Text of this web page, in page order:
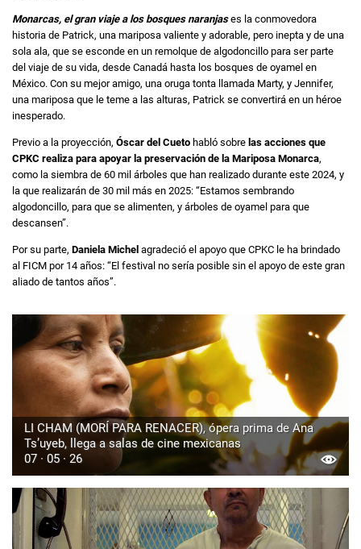
Monarcas, el gran viaje a los bosques naranjases la conmovedora
historia de Patrick, una mariposa valiente y adorable, pero inepta y de una
sola ala, que se esconde en un remolque de algodoncillo para ser parte
del viaje de su vida, desde Canadá hasta los bosques de oyamel en
México. Con su mejor amigo, una oruga tonta llamada Marty, y Jennifer,
una mariposa que le teme a las alturas, Patrick se convertirá en un héroe
inesperado.
Previo a la proyección, Óscar del Cueto habló sobre las acciones que
CPKC realiza para apoyar la preservación de la Mariposa Monarca,
como la siembra de 60 mil árboles que han realizado durante este 2024, y
la que realizarán de 30 mil más en 2025: “Estamos sembrando
algodoncillo, para que se alimenten, y árboles de oyamel para que
descansen”.
Por su parte, Daniela Michel agradeció el apoyo que CPKC le ha brindado
al FICM por 14 años: “El festival no sería posible sin el apoyo de este gran
aliado de tantos años”.
LI CHAM (MORÍ PARA RENACER), ópera prima de Ana
Ts’uyeb, llega a salas de cine mexicanas
07 · 05 · 26